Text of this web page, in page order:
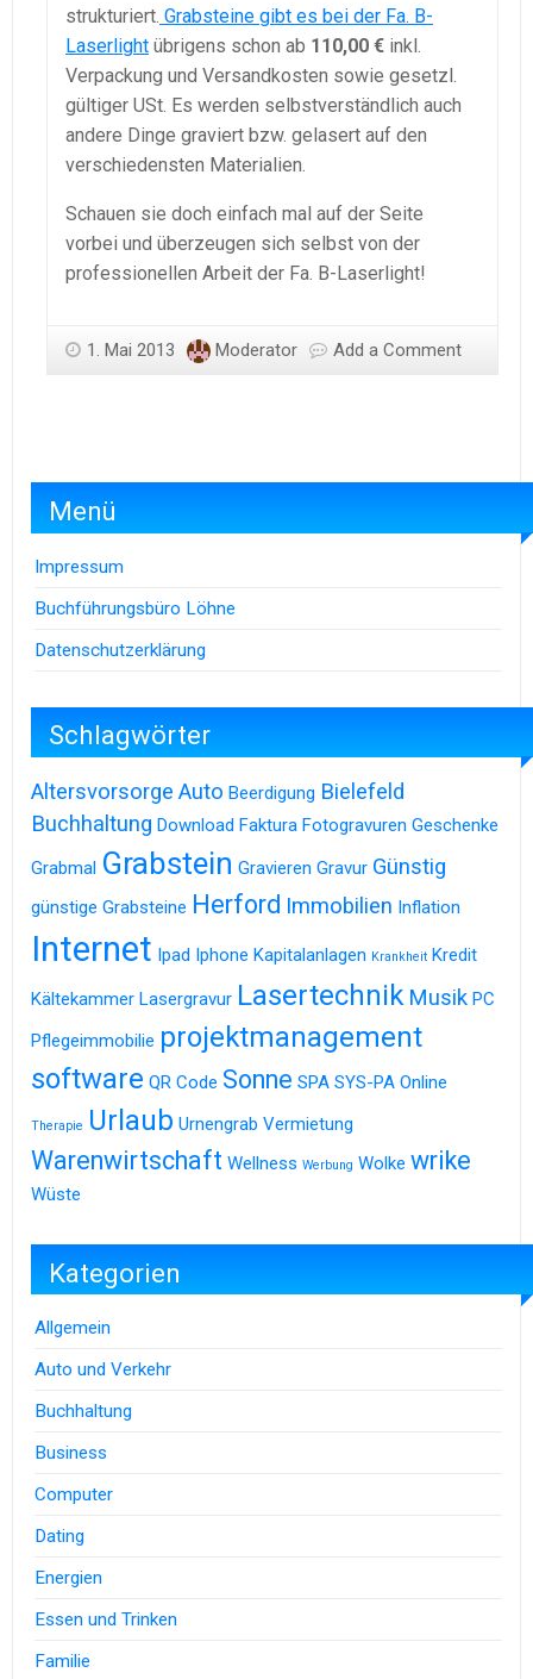
strukturiert. Grabsteine gibt es bei der Fa. B-
Laserlight übrigens schon ab 110,00 € inkl.
Verpackung und Versandkosten sowie gesetzl.
gültiger USt. Es werden selbstverständlich auch
andere Dinge graviert bzw. gelasert auf den
verschiedensten Materialien.
Schauen sie doch einfach mal auf der Seite
vorbei und überzeugen sich selbst von der
professionellen Arbeit der Fa. B-Laserlight!
1. Mai 2013 Moderator Add a Comment
Menü
Impressum
Buchführungsbüro Löhne
Datenschutzerklärung
Schlagwörter
Altersvorsorge Auto Beerdigung Bielefeld
Buchhaltung Download Faktura Fotogravuren Geschenke
Grabmal Grabstein Gravieren Gravur Günstig
günstige Grabsteine Herford Immobilien Inflation
Internet Ipad Iphone Kapitalanlagen Krankheit Kredit
Kältekammer Lasergravur Lasertechnik Musik PC
Pflegeimmobilie projektmanagement
software QR Code Sonne SPA SYS-PA Online
Therapie Urlaub Urnengrab Vermietung
Warenwirtschaft Wellness Werbung Wolke wrike
Wüste
Kategorien
Allgemein
Auto und Verkehr
Buchhaltung
Business
Computer
Dating
Energien
Essen und Trinken
Familie